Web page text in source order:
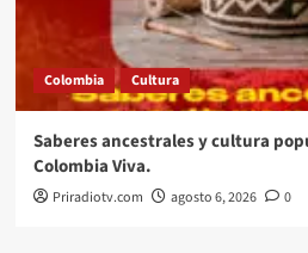
Colombia Cultura
Saberes ancestrales y cultura
Colombia Viva.
Priradiotv.com agosto 6, 2026 0